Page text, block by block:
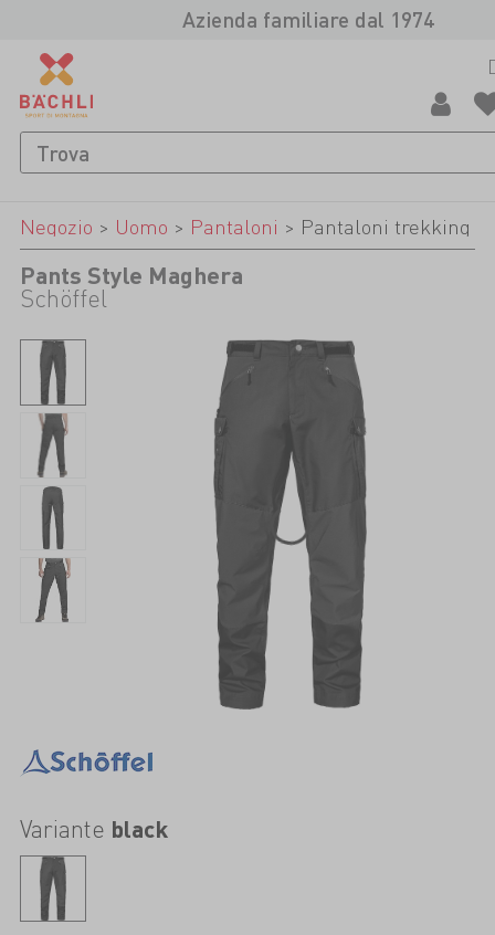
Azienda familiare dal 1974
Negozio > Uomo > Pantaloni > Pantaloni trekking
Pants Style Maghera
Schöffel
Variante black